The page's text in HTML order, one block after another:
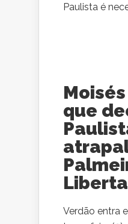
Paulista é
que
Verdão entra